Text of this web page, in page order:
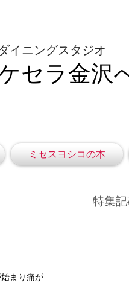
イニングスタジオ
セラ金沢
ミセスヨシコの本
まり痛が
特集